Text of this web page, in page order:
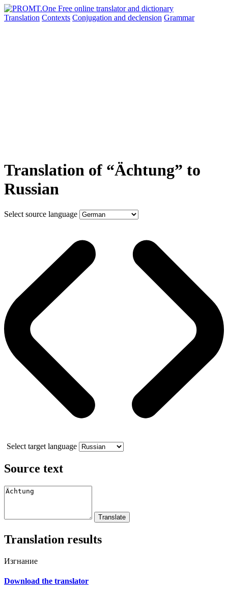
Translation Contexts Conjugation and declension Grammar
Translation of “Ächtung” to
Russian
Select source language
Select target language
Source text
Translation results
Изгнание
Download the translator